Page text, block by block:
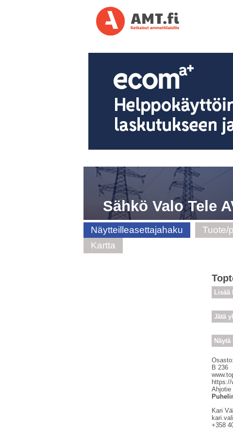
Sähkö Valo Tele
Näytteilleasettajahaku Tuote/
Kartta
Lisää
Jätä
Näytä
Osasto:
B 236
https://
Ahjotie
Kari
+358